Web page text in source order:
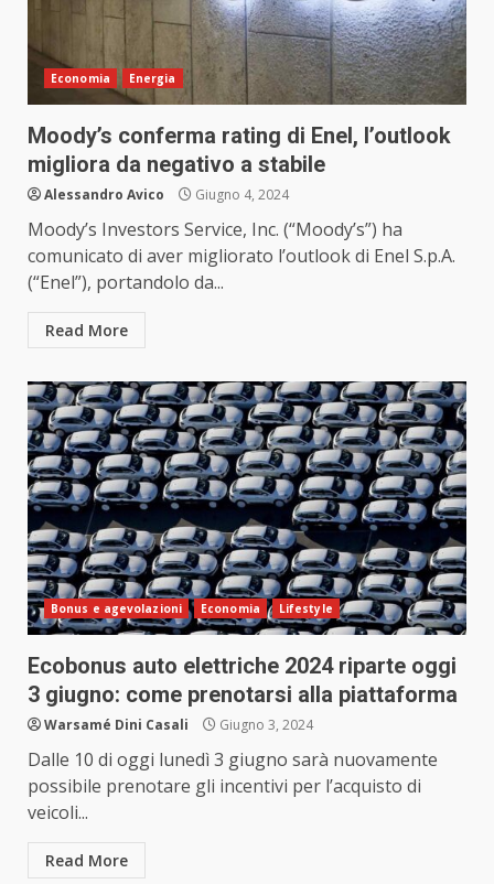
Economia Energia
Moody’s conferma rating di Enel, l’outlook
migliora da negativo a stabile
Alessandro Avico Giugno 4, 2024
Moody’s Investors Service, Inc. (“Moody’s”) ha
comunicato di aver migliorato l’outlook di Enel S.p.A.
(“Enel”), portandolo da...
Read More
Bonus e agevolazioni Economia Lifestyle
Ecobonus auto elettriche 2024 riparte oggi
3 giugno: come prenotarsi alla piattaforma
Warsamé Dini Casali Giugno 3, 2024
Dalle 10 di oggi lunedì 3 giugno sarà nuovamente
possibile prenotare gli incentivi per l’acquisto di
veicoli...
Read More